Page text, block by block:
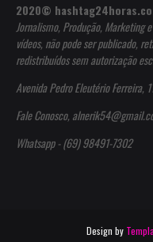
2020©
Jornalismo, Produção, Marketing
vídeos, não pode ser publicado,
redistribuídos sem autorização
Avenida Pedro Eleutério Ferreira,
Fale Conosco,
Whatsapp - (69) 98491-7302
Design by